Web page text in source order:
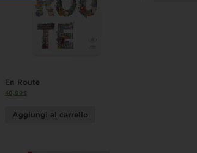
En Route
40,00€
Aggiungi al carrello